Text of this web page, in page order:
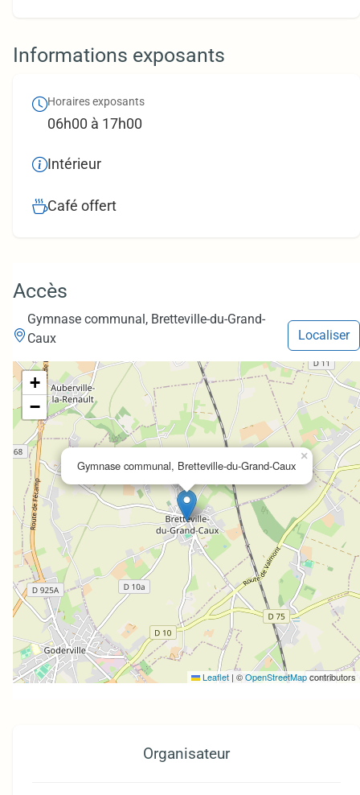
Informations exposants
Horaires exposants
06h00 à 17h00
Intérieur
Café offert
Accès
Gymnase communal, Bretteville-du-Grand-
Caux
Localiser
Gymnase communal, Bretteville-du-Grand-Caux
×
+
−
Leaflet | ©OpenStreetMapcontributors
Organisateur